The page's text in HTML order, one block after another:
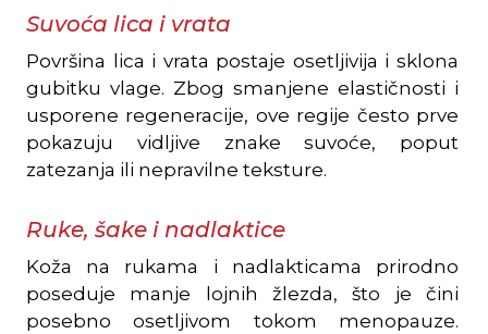
Suvoća lica i vrata
Površina lica i vrata postaje osetljivija i sklona
gubitku vlage. Zbog smanjene elastičnosti i
usporene regeneracije, ove regije često prve
pokazuju vidljive znake suvoće, poput
zatezanja ili nepravilne teksture.
Ruke, šake i nadlaktice
Koža na rukama i nadlakticama prirodno
poseduje manje lojnih žlezda, što je čini
posebno osetljivom tokom menopauze.